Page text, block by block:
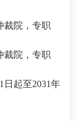
院，专职
院，专职
起至2031年